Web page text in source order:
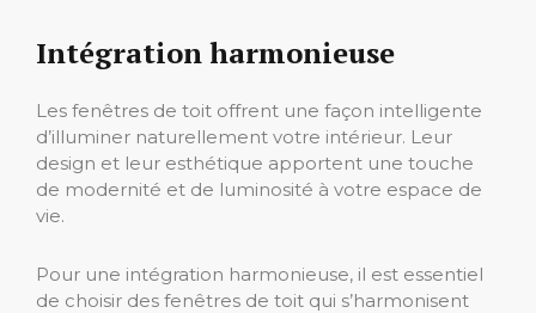
Intégration harmonieuse
Les fenêtres de toit offrent une façon intelligente
d’illuminer naturellement votre intérieur. Leur
design et leur esthétique apportent une touche
de modernité et de luminosité à votre espace de
vie.
Pour une intégration harmonieuse, il est essentiel
de choisir des fenêtres de toit qui s’harmonisent